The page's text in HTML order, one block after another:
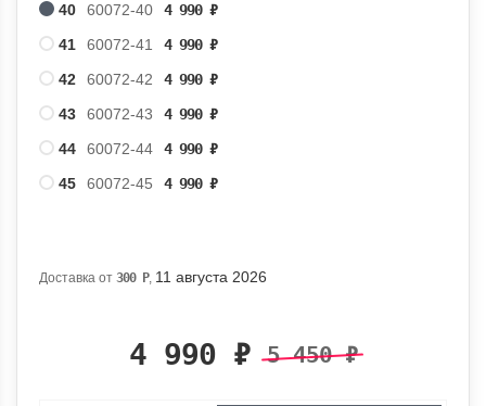
40 60072-40 4 990 ₽
41
60072-41 4 990 ₽
42
60072-42 4 990 ₽
43
60072-43 4 990 ₽
44
60072-44 4 990 ₽
45
60072-45 4 990 ₽
Доставка от 300 Р, 11 августа 2026
4 990 ₽ 5 450₽